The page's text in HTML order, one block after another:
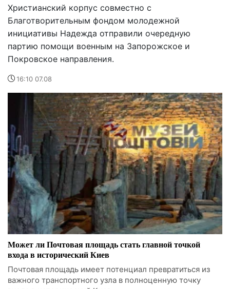
Христианский корпус совместно с
Благотворительным фондом молодежной
инициативы Надежда отправили очередную
партию помощи военным на Запорожское и
Покровское направления.
16:10 07.08
Может ли Почтовая площадь стать главной точкой
входа в исторический Киев
Почтовая площадь имеет потенциал превратиться из
важного транспортного узла в полноценную точку